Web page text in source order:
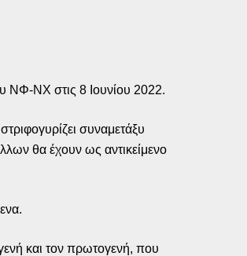
ΝΦ-ΝΧ στις 8 Ιουνίου 2022.
συναμετάξυ
θα έχουν ως αντικείμενο
και τον πρωτογενή, που